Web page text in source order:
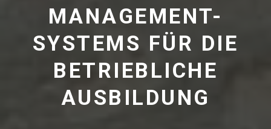
MANAGEMENT-
SYSTEMS FÜR DIE
BETRIEBLICHE
AUSBILDUNG